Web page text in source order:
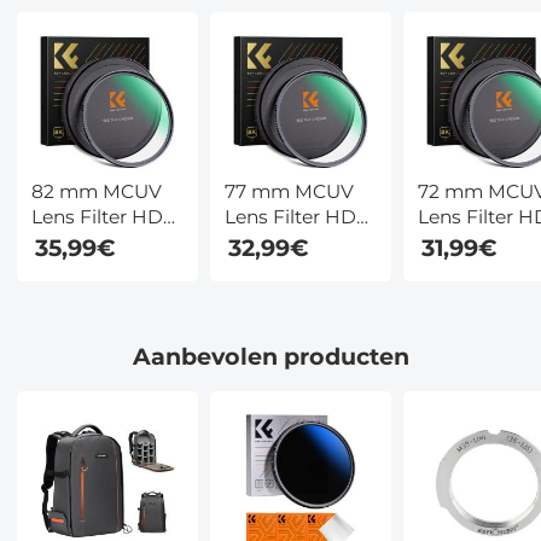
82 mm MCUV
Lens Filter HD
Gehard Glas
MCUV
Filters Nano
35,99€
77 mm MCUV
Lens Filter HD
Gehard Glas
MCUV
Filters Nano
Xcel Serie
32,99€
72 mm
Lens Filter
Gehard Glas
MCUV
31,99€
Aanbevolen producten